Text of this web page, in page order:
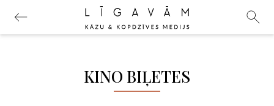
KINO BIĻETES